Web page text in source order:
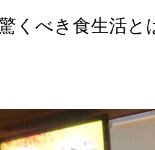
くべき食生活と